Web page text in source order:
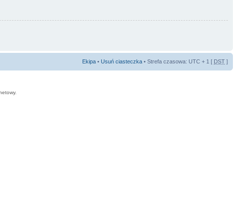
Ekipa • Usuń ciasteczka • Strefa czasowa: UTC + 1 [ DST ]